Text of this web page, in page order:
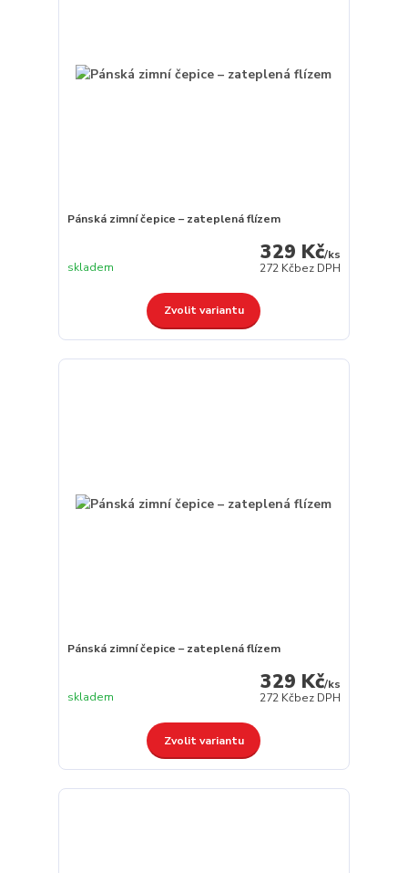
Pánská zimní čepice – zateplená flízem
329 Kč/ks
272 Kčbez DPH
skladem
Zvolit variantu
Pánská zimní čepice – zateplená flízem
329 Kč/ks
272 Kčbez DPH
skladem
Zvolit variantu